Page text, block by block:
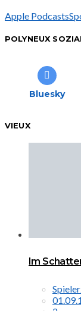
Apple Podcasts
POLYNEUX
Bluesky
VIEUX
Im